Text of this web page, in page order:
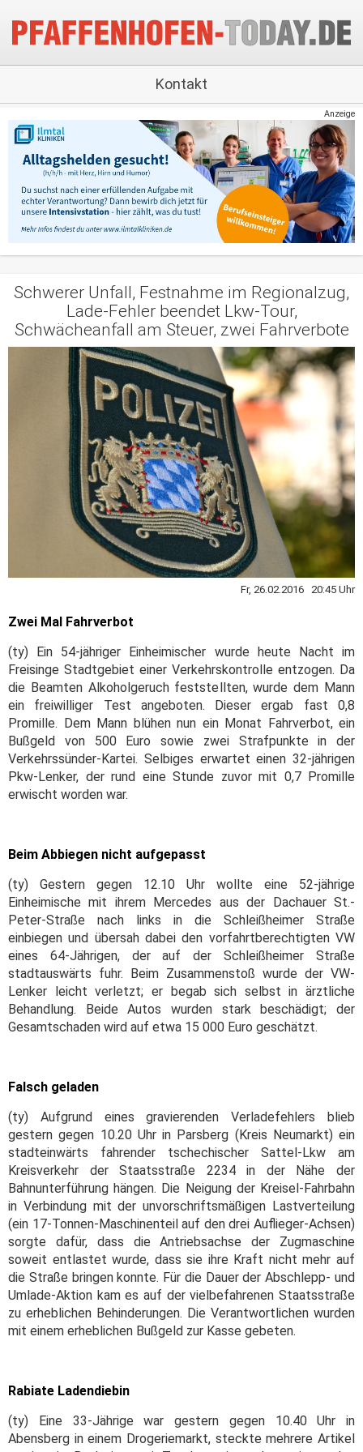
Kontakt
Anzeige
Schwerer Unfall, Festnahme im Regionalzug,
Lade-Fehler beendet Lkw-Tour,
Schwächeanfall am Steuer, zwei Fahrverbote
Fr, 26.02.2016 20:45 Uhr
Zwei Mal Fahrverbot
(ty) Ein 54-jähriger Einheimischer wurde heute Nacht im
Freisinge Stadtgebiet einer Verkehrskontrolle entzogen. Da
die Beamten Alkoholgeruch feststellten, wurde dem Mann
ein freiwilliger Test angeboten. Dieser ergab fast 0,8
Promille. Dem Mann blühen nun ein Monat Fahrverbot, ein
Bußgeld von 500 Euro sowie zwei Strafpunkte in der
Verkehrssünder-Kartei. Selbiges erwartet einen 32-jährigen
Pkw-Lenker, der rund eine Stunde zuvor mit 0,7 Promille
erwischt worden war.
Beim Abbiegen nicht aufgepasst
(ty) Gestern gegen 12.10 Uhr wollte eine 52-jährige
Einheimische mit ihrem Mercedes aus der Dachauer St.-
Peter-Straße nach links in die Schleißheimer Straße
einbiegen und übersah dabei den vorfahrtberechtigten VW
eines 64-Jährigen, der auf der Schleißheimer Straße
stadtauswärts fuhr. Beim Zusammenstoß wurde der VW-
Lenker leicht verletzt; er begab sich selbst in ärztliche
Behandlung. Beide Autos wurden stark beschädigt; der
Gesamtschaden wird auf etwa 15 000 Euro geschätzt.
Falsch geladen
(ty) Aufgrund eines gravierenden Verladefehlers blieb
gestern gegen 10.20 Uhr in Parsberg (Kreis Neumarkt) ein
stadteinwärts fahrender tschechischer Sattel-Lkw am
Kreisverkehr der Staatsstraße 2234 in der Nähe der
Bahnunterführung hängen. Die Neigung der Kreisel-Fahrbahn
in Verbindung mit der unvorschriftsmäßigen Lastverteilung
(ein 17-Tonnen-Maschinenteil auf den drei Auflieger-Achsen)
sorgte dafür, dass die Antriebsachse der Zugmaschine
soweit entlastet wurde, dass sie ihre Kraft nicht mehr auf
die Straße bringen konnte. Für die Dauer der Abschlepp- und
Umlade-Aktion kam es auf der vielbefahrenen Staatsstraße
zu erheblichen Behinderungen. Die Verantwortlichen wurden
mit einem erheblichen Bußgeld zur Kasse gebeten.
Rabiate Ladendiebin
(ty) Eine 33-Jährige war gestern gegen 10.40 Uhr in
Abensberg in einem Drogeriemarkt, steckte mehrere Artikel